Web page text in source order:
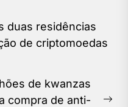
duas residências
de criptomoedas
de kwanzas
compra de anti-